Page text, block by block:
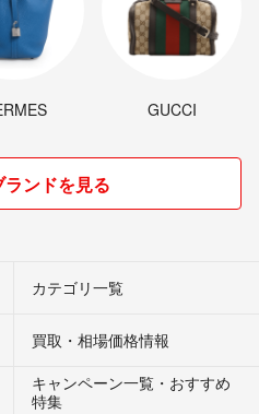
GUCCI
ンドを見る
カテゴリ一覧
買取・相場価格情報
キャンペーン一覧・おすすめ
特集